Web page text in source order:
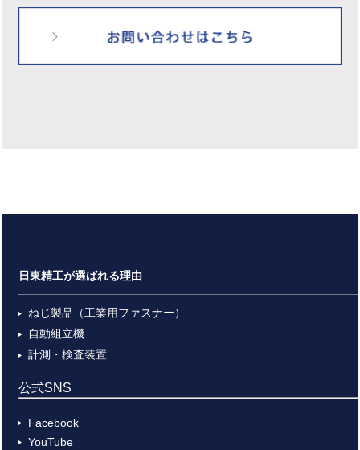
日東精工が選ばれる理由
ねじ製品（工業用ファスナー）
自動組立機
計測・検査装置
公式SNS
Facebook
YouTube